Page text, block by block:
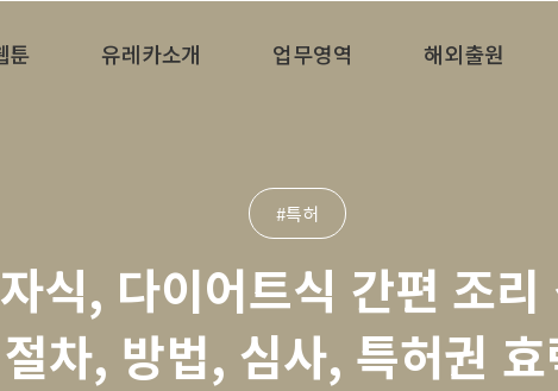
툰 유레카소개 업무영역 해외출원
#특허
식, 다이어트식 간편 조
차, 방법, 심사, 특허권